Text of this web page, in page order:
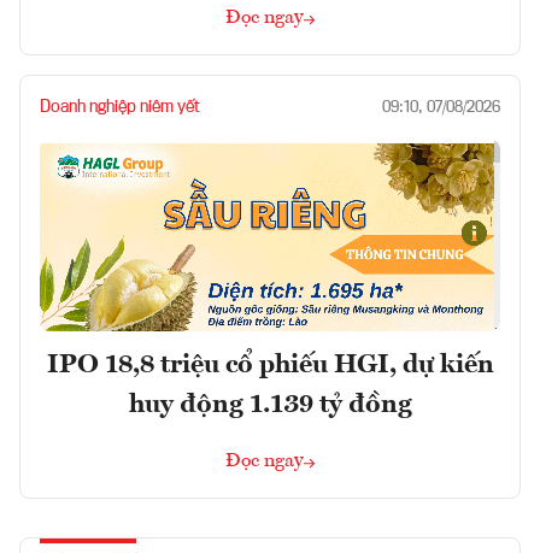
Đọc ngay
Doanh nghiệp niêm yết 09:10, 07/08/2026
IPO 18,8 triệu cổ phiếu HGI, dự kiến
huy động 1.139 tỷ đồng
Đọc ngay